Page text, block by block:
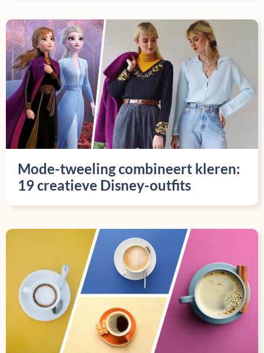
Mode-tweeling combineert kleren:
19 creatieve Disney-outfits